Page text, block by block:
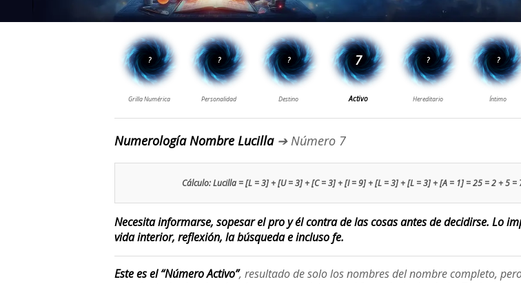
Numerología Nombre Lucilla➔ Número 7
Cálculo: Lucilla = [L = 3] + [U = 3] + [C = 3] + [I = 9] + [L = 3] + [L = 3] + [A = 1] = 25 = 2 + 5 =
Necesita informarse, sopesar el pro y él contra de las cosas antes de decidirse. Lo
vida interior, reflexión, la búsqueda e incluso fe.
Este es el “Número Activo”, resultado de solo los nombres del nombre completo,